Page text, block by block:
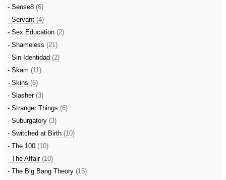
- Sense8 (6)
- Servant (4)
- Sex Education (2)
- Shameless (21)
- Sin Identidad (2)
- Skam (11)
- Skins (6)
- Slasher (3)
- Stranger Things (6)
- Suburgatory (3)
- Switched at Birth (10)
- The 100 (10)
- The Affair (10)
- The Big Bang Theory (15)